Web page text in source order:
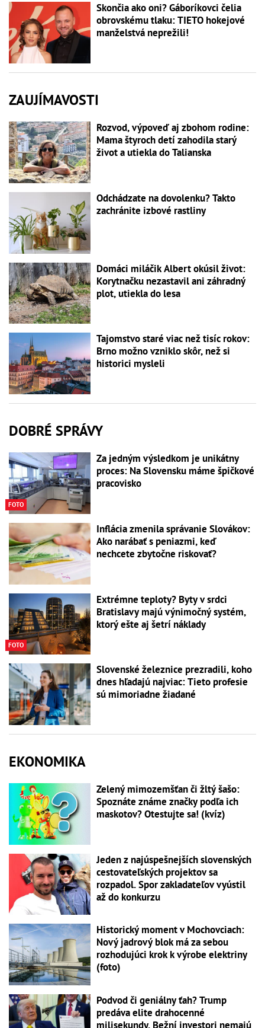
Skončia ako oni? Gáboríkovci čelia
obrovskému tlaku: TIETO hokejové
manželstvá neprežili!
ZAUJÍMAVOSTI
Rozvod, výpoveď aj zbohom rodine:
Mama štyroch detí zahodila starý
život a utiekla do Talianska
Odchádzate na dovolenku? Takto
zachránite izbové rastliny
Domáci miláčik Albert okúsil život:
Korytnačku nezastavil ani záhradný
plot, utiekla do lesa
Tajomstvo staré viac než tisíc rokov:
Brno možno vzniklo skôr, než si
historici mysleli
DOBRÉ SPRÁVY
FOTO
Za jedným výsledkom je unikátny
proces: Na Slovensku máme špičkové
pracovisko
Inflácia zmenila správanie Slovákov:
Ako narábať s peniazmi, keď
nechcete zbytočne riskovať?
FOTO
Extrémne teploty? Byty v srdci
Bratislavy majú výnimočný systém,
ktorý ešte aj šetrí náklady
Slovenské železnice prezradili, koho
dnes hľadajú najviac: Tieto profesie
sú mimoriadne žiadané
EKONOMIKA
Zelený mimozemšťan či žltý šašo:
Spoznáte známe značky podľa ich
maskotov? Otestujte sa! (kvíz)
Jeden z najúspešnejších slovenských
cestovateľských projektov sa
rozpadol. Spor zakladateľov vyústil
až do konkurzu
Historický moment v Mochovciach:
Nový jadrový blok má za sebou
rozhodujúci krok k výrobe elektriny
(foto)
Podvod či geniálny ťah? Trump
predáva elite drahocenné
milisekundy. Bežní investori nemajú